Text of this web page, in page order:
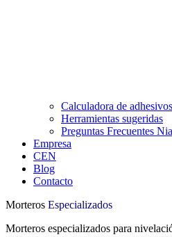
Calculadora de adhesivos
Herramientas sugeridas
Preguntas Frecuentes
Empresa
CEN
Blog
Contacto
Morteros Especializados
Morteros especializados para